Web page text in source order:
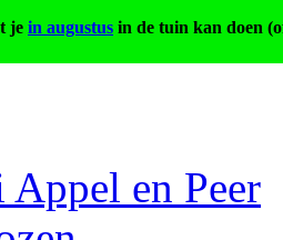
je in augustus in de tuin kan doen
en Peer